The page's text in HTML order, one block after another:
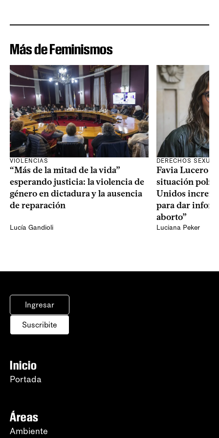
Más de Feminismos
VIOLENCIAS
“Más de la mitad de la vida”
esperando justicia: la violencia de
género en dictadura y la ausencia
de reparación
Lucía Gandioli
DERECHOS
Favia Lucero
situación
Unidos
para dar
aborto”
Luciana Peker
Ingresar
Suscribite
Inicio
Portada
Áreas
Ambiente